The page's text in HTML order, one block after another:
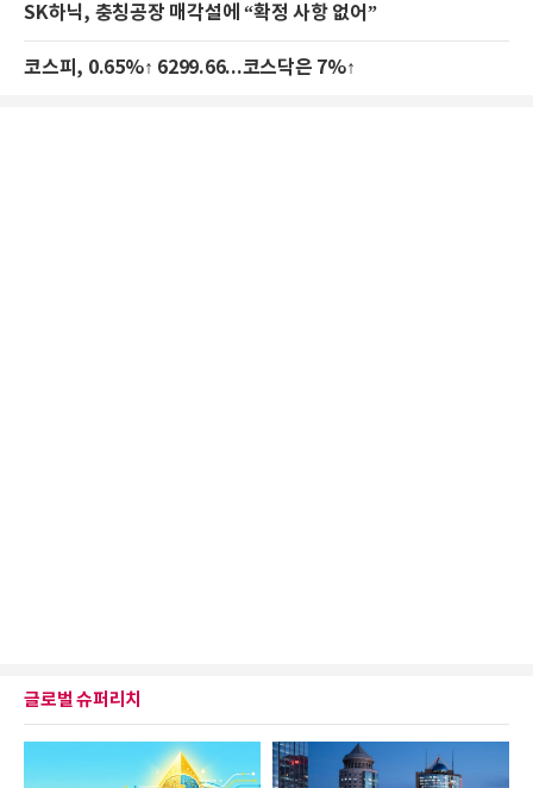
SK하닉, 충칭공장 매각설에 “확정 사항 없어”
코스피, 0.65%↑ 6299.66...코스닥은 7%↑
글로벌 슈퍼리치